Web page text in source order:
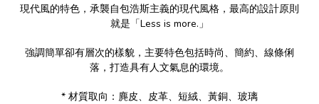
現代風的特色，承襲自包浩斯主義的現代風格，最高的設計原則
就是「Less is more.」
強調簡單卻有層次的樣貌，主要特色包括時尚、簡約、線條俐
落，打造具有人文氣息的環境。
* 材質取向：麂皮、皮革、短絨、黃銅、玻璃